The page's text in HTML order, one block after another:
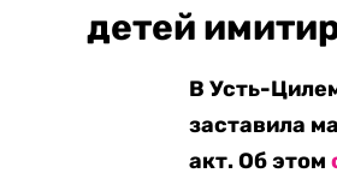
детей
В Усть-
заставила
акт. Об этом